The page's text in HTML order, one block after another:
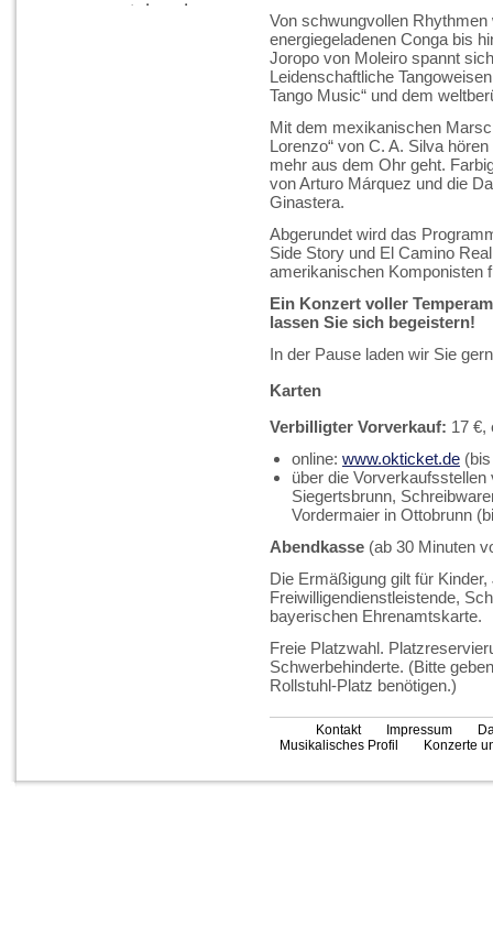
Von schwungvollen Rhythmen
energiegeladenen Conga bis
Joropo von Moleiro spannt
Leidenschaftliche
Tango Music“ und dem
Mit dem mexikanischen
Lorenzo“ von C. A. Silva
mehr aus dem Ohr geht.
von Arturo Márquez und die
Ginastera.
Abgerundet wird das
Side Story und El Camino
amerikanischen Komponisten
Ein Konzert voller
lassen Sie sich begeistern!
In der Pause laden wir Sie
Karten
Verbilligter Vorverkauf: 17 €,
online: www.okticket.de
über die
Siegertsbrunn,
Vordermaier in Ottobrunn
Abendkasse (ab 30 Minuten
Die Ermäßigung gilt für
Freiwilligendienstleistende,
bayerischen Ehrenamtskarte.
Freie Platzwahl.
Schwerbehinderte. (Bitte
Rollstuhl-Platz benötigen.)
Kontakt Impressum
Musikalisches Profil
Konzerte